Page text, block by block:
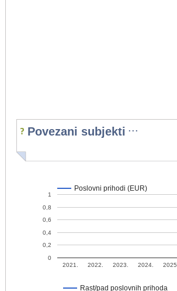
Povezani subjekti ...
Poslovni prihodi (EUR)
2021. 2022. 2023. 2024. 2025.
0
0,2
0,4
0,6
0,8
1
Rast/pad poslovnih prihoda